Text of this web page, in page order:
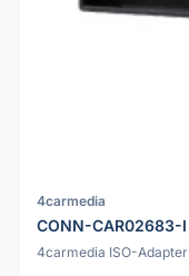
4carmedia
CONN-CAR02683-I
4carmedia ISO-